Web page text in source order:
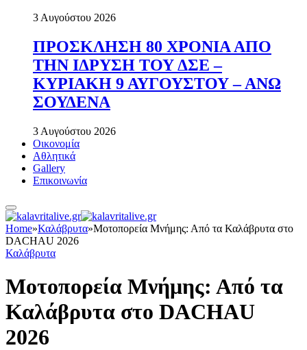
3 Αυγούστου 2026
ΠΡΟΣΚΛΗΣΗ 80 ΧΡΟΝΙΑ ΑΠΟ
ΤΗΝ ΙΔΡΥΣΗ ΤΟΥ ΔΣΕ –
ΚΥΡΙΑΚΗ 9 ΑΥΓΟΥΣΤΟΥ – ΑΝΩ
ΣΟΥΔΕΝΑ
3 Αυγούστου 2026
Οικονομία
Αθλητικά
Gallery
Επικοινωνία
Home»Καλάβρυτα»Μοτοπορεία Μνήμης: Από τα Καλάβρυτα στο
DACHAU 2026
Καλάβρυτα
Μοτοπορεία Μνήμης: Από τα
Καλάβρυτα στο DACHAU
2026